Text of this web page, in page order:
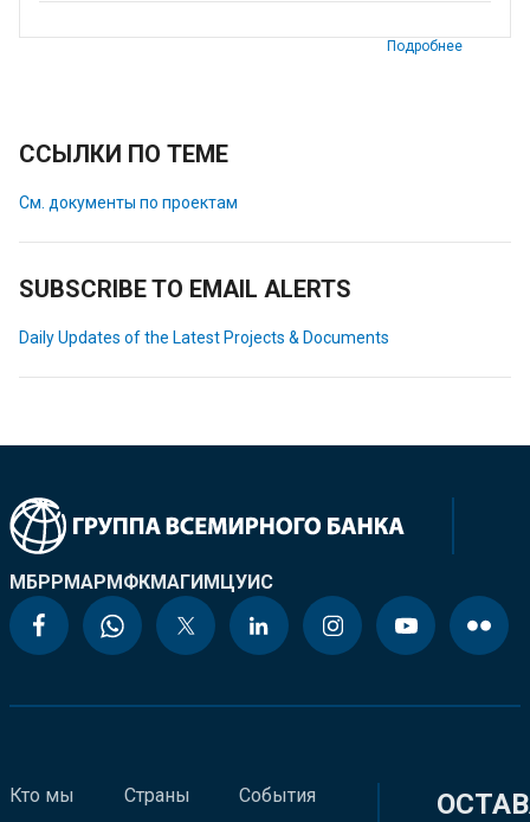
Подробнее
ССЫЛКИ ПО ТЕМЕ
См. документы по проектам
SUBSCRIBE TO EMAIL ALERTS
Daily Updates of the Latest Projects & Documents
МБРРМАРМФКМАГИМЦУИС
Кто мы Страны События